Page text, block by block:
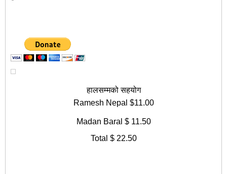
हालसम्मको सहयोग
Ramesh Nepal $11.00
Madan Baral $ 11.50
Total $ 22.50